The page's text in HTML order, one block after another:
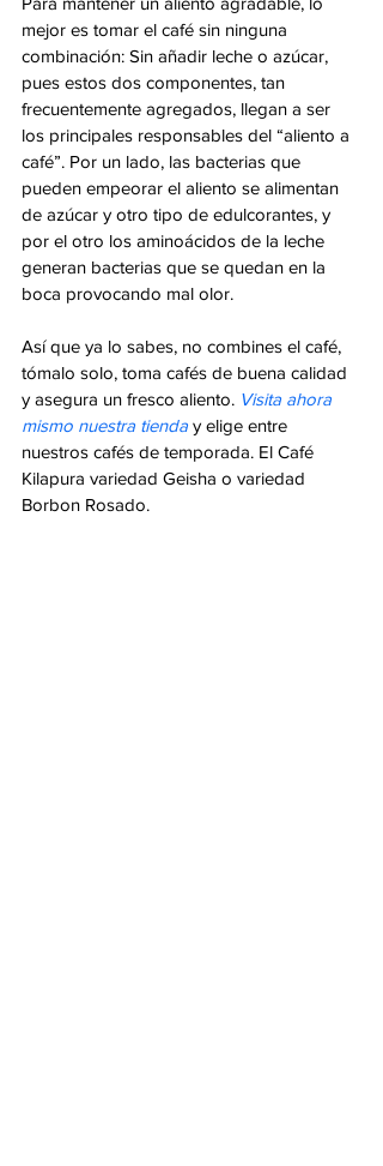
mejor es tomar el café sin ninguna
combinación: Sin añadir leche o azúcar,
pues estos dos componentes, tan
frecuentemente agregados, llegan a ser
los principales responsables del “aliento a
café”. Por un lado, las bacterias que
pueden empeorar el aliento se alimentan
de azúcar y otro tipo de edulcorantes, y
por el otro los aminoácidos de la leche
generan bacterias que se quedan en la
boca provocando mal olor.
Así que ya lo sabes, no combines el café,
tómalo solo, toma cafés de buena calidad
y asegura un fresco aliento. Visita ahora
mismo nuestra tienda y elige entre
nuestros cafés de temporada. El Café
Kilapura variedad Geisha o variedad
Borbon Rosado.